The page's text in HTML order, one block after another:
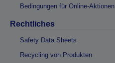
Bedingungen für Online-Aktionen
Rechtliches
Safety Data Sheets
Recycling von Produkten